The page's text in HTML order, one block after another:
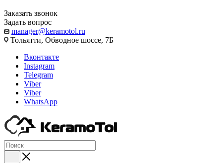
Заказать звонок
Задать вопрос
manager@keramotol.ru
Тольятти, Обводное шоссе, 7Б
Вконтакте
Instagram
Telegram
Viber
Viber
WhatsApp